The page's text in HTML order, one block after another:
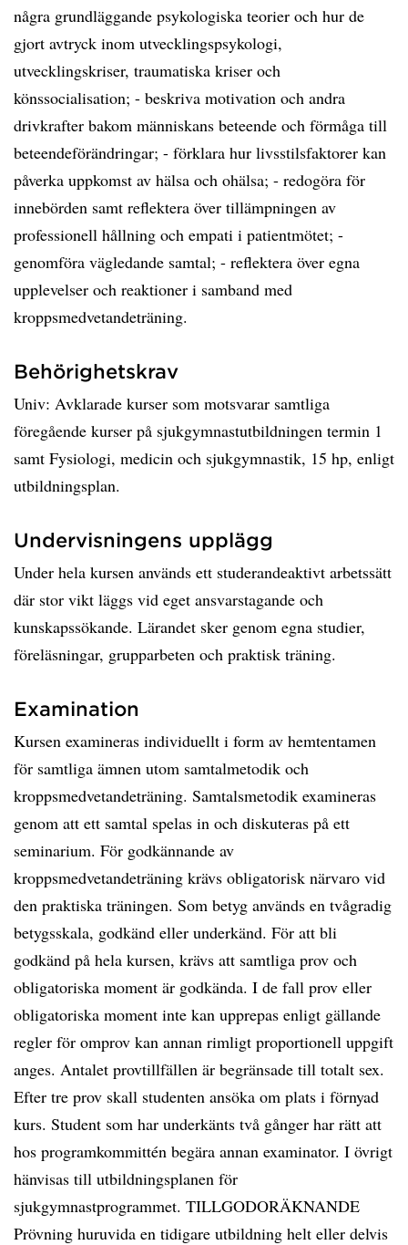
några grundläggande psykologiska teorier och hur de
gjort avtryck inom utvecklingspsykologi,
utvecklingskriser, traumatiska kriser och
könssocialisation; - beskriva motivation och andra
drivkrafter bakom människans beteende och förmåga till
beteendeförändringar; - förklara hur livsstilsfaktorer kan
påverka uppkomst av hälsa och ohälsa; - redogöra för
innebörden samt reflektera över tillämpningen av
professionell hållning och empati i patientmötet; -
genomföra vägledande samtal; - reflektera över egna
upplevelser och reaktioner i samband med
kroppsmedvetandeträning.
Behörighetskrav
Univ: Avklarade kurser som motsvarar samtliga
föregående kurser på sjukgymnastutbildningen termin 1
samt Fysiologi, medicin och sjukgymnastik, 15 hp, enligt
utbildningsplan.
Undervisningens upplägg
Under hela kursen används ett studerandeaktivt arbetssätt
där stor vikt läggs vid eget ansvarstagande och
kunskapssökande. Lärandet sker genom egna studier,
föreläsningar, grupparbeten och praktisk träning.
Examination
Kursen examineras individuellt i form av hemtentamen
för samtliga ämnen utom samtalmetodik och
kroppsmedvetandeträning. Samtalsmetodik examineras
genom att ett samtal spelas in och diskuteras på ett
seminarium. För godkännande av
kroppsmedvetandeträning krävs obligatorisk närvaro vid
den praktiska träningen. Som betyg används en tvågradig
betygsskala, godkänd eller underkänd. För att bli
godkänd på hela kursen, krävs att samtliga prov och
obligatoriska moment är godkända. I de fall prov eller
obligatoriska moment inte kan upprepas enligt gällande
regler för omprov kan annan rimligt proportionell uppgift
anges. Antalet provtillfällen är begränsade till totalt sex.
Efter tre prov skall studenten ansöka om plats i förnyad
kurs. Student som har underkänts två gånger har rätt att
hos programkommittén begära annan examinator. I övrigt
hänvisas till utbildningsplanen för
sjukgymnastprogrammet. TILLGODORÄKNANDE
Prövning huruvida en tidigare utbildning helt eller delvis